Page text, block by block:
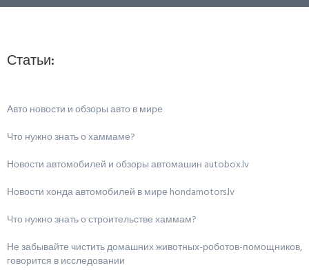
Статьи:
Авто новости и обзоры авто в мире
Что нужно знать о хаммаме?
Новости автомобилей и обзоры автомашин autobox.lv
Новости хонда автомобилей в мире hondamotors.lv
Что нужно знать о строительстве хаммам?
Не забывайте чистить домашних животных-роботов-помощников,
говорится в исследовании